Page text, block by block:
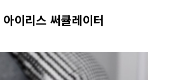
아이리스 써큘레이터